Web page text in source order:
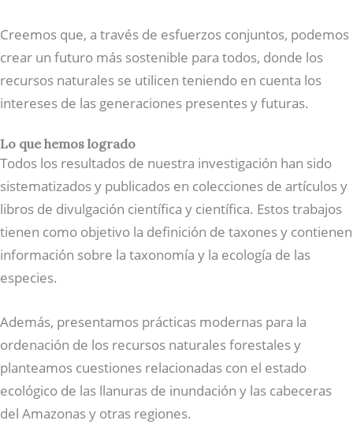
Creemos que, a través de esfuerzos conjuntos, podemos
crear un futuro más sostenible para todos, donde los
recursos naturales se utilicen teniendo en cuenta los
intereses de las generaciones presentes y futuras.
Lo que hemos logrado
Todos los resultados de nuestra investigación han sido
sistematizados y publicados en colecciones de artículos y
libros de divulgación científica y científica. Estos trabajos
tienen como objetivo la definición de taxones y contienen
información sobre la taxonomía y la ecología de las
especies.
Además, presentamos prácticas modernas para la
ordenación de los recursos naturales forestales y
planteamos cuestiones relacionadas con el estado
ecológico de las llanuras de inundación y las cabeceras
del Amazonas y otras regiones.